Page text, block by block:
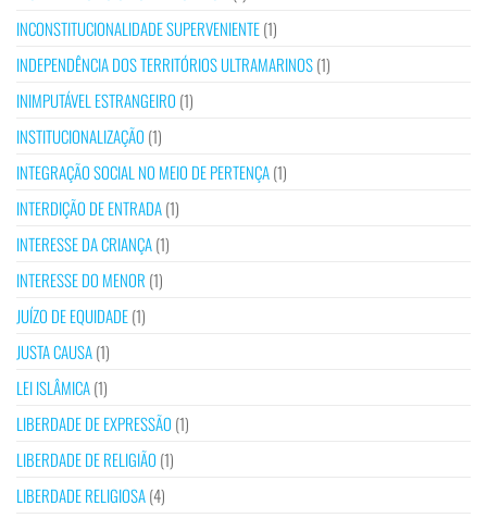
INCONSTITUCIONALIDADE SUPERVENIENTE(1)
INDEPENDÊNCIA DOS TERRITÓRIOS ULTRAMARINOS(1)
INIMPUTÁVEL ESTRANGEIRO (1)
INSTITUCIONALIZAÇÃO (1)
INTEGRAÇÃO SOCIAL NO MEIO DE PERTENÇA(1)
INTERDIÇÃO DE ENTRADA(1)
INTERESSE DA CRIANÇA(1)
INTERESSE DO MENOR (1)
JUÍZO DE EQUIDADE(1)
JUSTA CAUSA(1)
LEI ISLÂMICA(1)
LIBERDADE DE EXPRESSÃO (1)
LIBERDADE DE RELIGIÃO (1)
LIBERDADE RELIGIOSA(4)